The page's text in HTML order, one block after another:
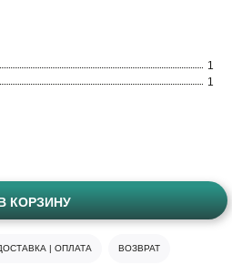
1
1
КОРЗИНУ
| ОПЛАТА ВОЗВРАТ